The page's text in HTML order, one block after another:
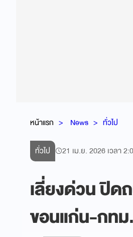
หน้าแรก News ทั่วไป
ทั่วไป 21 เม.ย. 2026 เวลา
เลี่ยงด่วน ปิด
ขอนแก่น-กท